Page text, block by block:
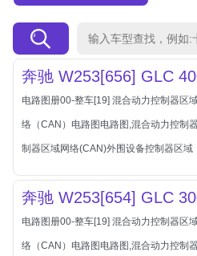
北汽制造
奔腾
奔腾
奔驰
奔驰 W253[656] GLC
电路图册00-整车[19] 混合动力控制器区
络（CAN）电路图电路图,混合动力控制
制器区域网络(CAN)外围设备控制器区域
奔驰 W253[654] GLC
电路图册00-整车[19] 混合动力控制器区
络（CAN）电路图电路图,混合动力控制